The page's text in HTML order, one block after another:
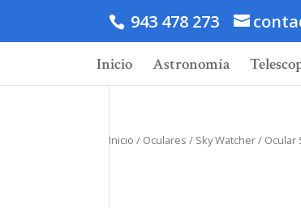
943 478 273
Inicio Astronomía
Inicio / Oculares / Sky Watcher/ Ocular